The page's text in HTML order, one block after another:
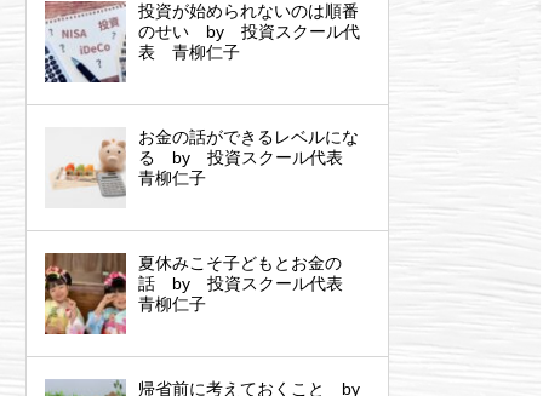
投資が始められないのは順番
のせい by 投資スクール代
表 青柳仁子
お金の話ができるレベルにな
る by 投資スクール代表
青柳仁子
夏休みこそ子どもとお金の
話 by 投資スクール代表
青柳仁子
帰省前に考えておくこと by